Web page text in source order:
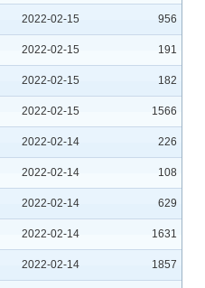
2022-02-15 956
2022-02-15 191
2022-02-15 182
2022-02-15 1566
2022-02-14 226
2022-02-14 108
2022-02-14 629
2022-02-14 1631
2022-02-14 1857